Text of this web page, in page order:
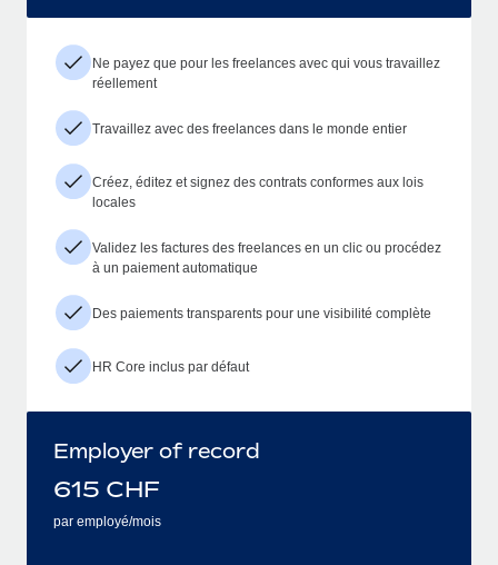
Ne payez que pour les freelances avec qui vous travaillez
réellement
Travaillez avec des freelances dans le monde entier
Créez, éditez et signez des contrats conformes aux lois
locales
Validez les factures des freelances en un clic ou procédez
à un paiement automatique
Des paiements transparents pour une visibilité complète
HR Core inclus par défaut
Employer of record
615 CHF
par employé/mois